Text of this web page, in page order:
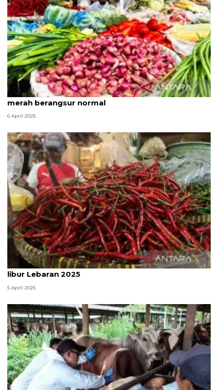
Kementan: Pasokan aman dan harga bawang
merah berangsur normal
6 April 2025
Kementan pastikan harga cabai stabil sepanjang
libur Lebaran 2025
5 April 2025